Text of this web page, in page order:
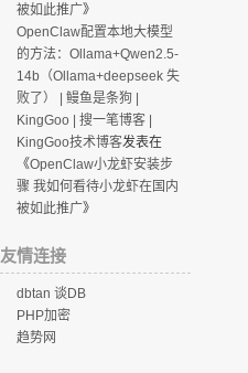
被如此推广》
OpenClaw配置本地大模型
的方法：Ollama+Qwen2.5-
14b（Ollama+deepseek 失
败了） | 鳗鱼是条狗 |
KingGoo | 搜一笔博客 |
KingGoo技术博客发表在
《OpenClaw小龙虾安装步
骤 我如何看待小龙虾在国内
被如此推广》
友情连接
dbtan 谈DB
PHP加密
趋势网